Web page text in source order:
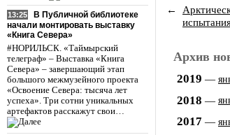
13:25
В Публичной библиотеке
начали монтировать выставку
«Книга Севера»
#НОРИЛЬСК. «Таймырский
телеграф» – Выставка «Книга
Севера» – завершающий этап
большого межмузейного проекта
«Освоение Севера: тысяча лет
успеха». Три сотни уникальных
артефактов расскажут свои…
←
Архив
2019 —
2018 —
2017 —